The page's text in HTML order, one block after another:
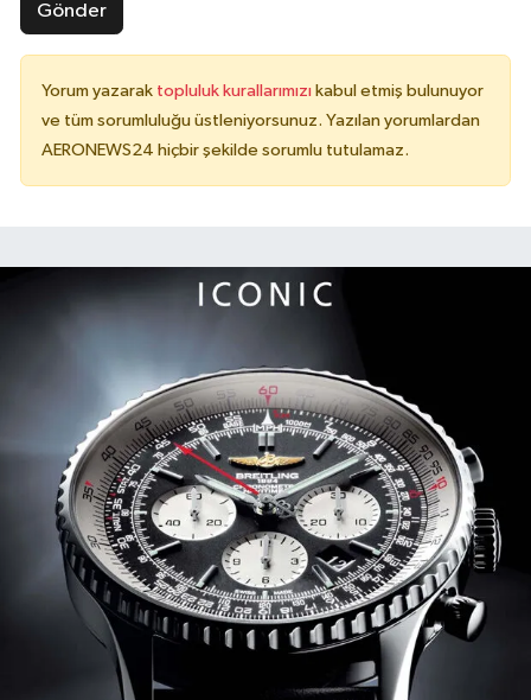
Gönder
Yorum yazarak topluluk kurallarımızı kabul etmiş bulunuyor
ve tüm sorumluluğu üstleniyorsunuz. Yazılan yorumlardan
AERONEWS24 hiçbir şekilde sorumlu tutulamaz.